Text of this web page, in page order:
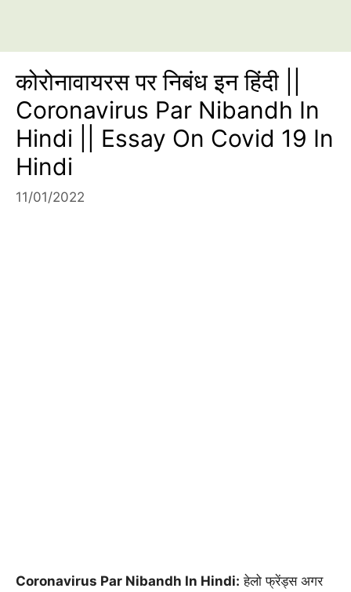
कोरोनावायरस पर निबंध इन हिंदी ||
Coronavirus Par Nibandh In
Hindi || Essay On Covid 19 In
Hindi
11/01/2022
Coronavirus Par Nibandh In Hindi: हेलो फ्रेंड्स अगर